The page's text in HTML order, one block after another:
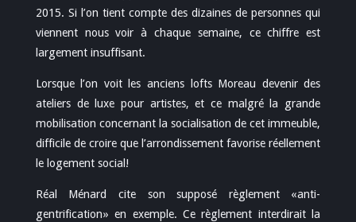
2015. Si l’on tient compte des dizaines de personnes qui
viennent nous voir à chaque semaine, ce chiffre est
largement insuffisant.
Lorsque l’on voit les anciens lofts Moreau devenir des
ateliers de luxe pour artistes, et ce malgré la grande
mobilisation concernant la socialisation de cet immeuble,
difficile de croire que l’arrondissement favorise réellement
le logement social!
Réal Ménard cite son supposé règlement «anti-
gentrification» en exemple. Ce règlement interdirait la